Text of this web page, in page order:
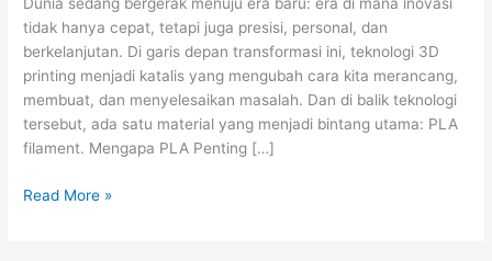
Dunia sedang bergerak menuju era baru: era di mana inovasi
tidak hanya cepat, tetapi juga presisi, personal, dan
berkelanjutan. Di garis depan transformasi ini, teknologi 3D
printing menjadi katalis yang mengubah cara kita merancang,
membuat, dan menyelesaikan masalah. Dan di balik teknologi
tersebut, ada satu material yang menjadi bintang utama: PLA
filament. Mengapa PLA Penting […]
Depan
Inovasi
di
Segala
Bidang
Read More »